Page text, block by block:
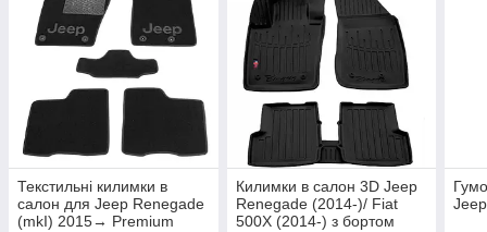
Текстильні килимки в
салон для Jeep Renegade
(mkI) 2015→ Premium
Килимки в салон 3D Jeep
Renegade (2014-)/ Fiat
500X (2014-) з бортом